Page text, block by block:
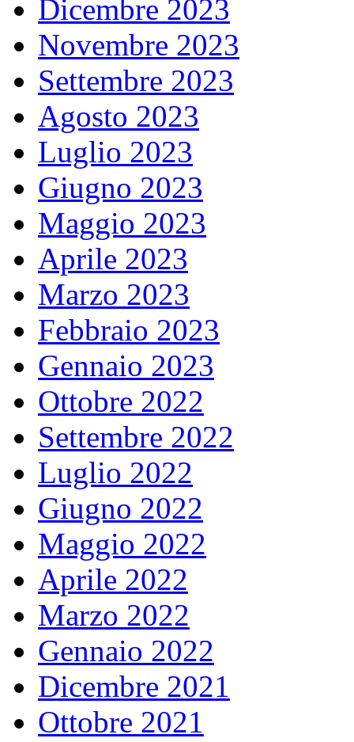
Dicembre 2023
Novembre 2023
Settembre 2023
Agosto 2023
Luglio 2023
Giugno 2023
Maggio 2023
Aprile 2023
Marzo 2023
Febbraio 2023
Gennaio 2023
Ottobre 2022
Settembre 2022
Luglio 2022
Giugno 2022
Maggio 2022
Aprile 2022
Marzo 2022
Gennaio 2022
Dicembre 2021
Ottobre 2021